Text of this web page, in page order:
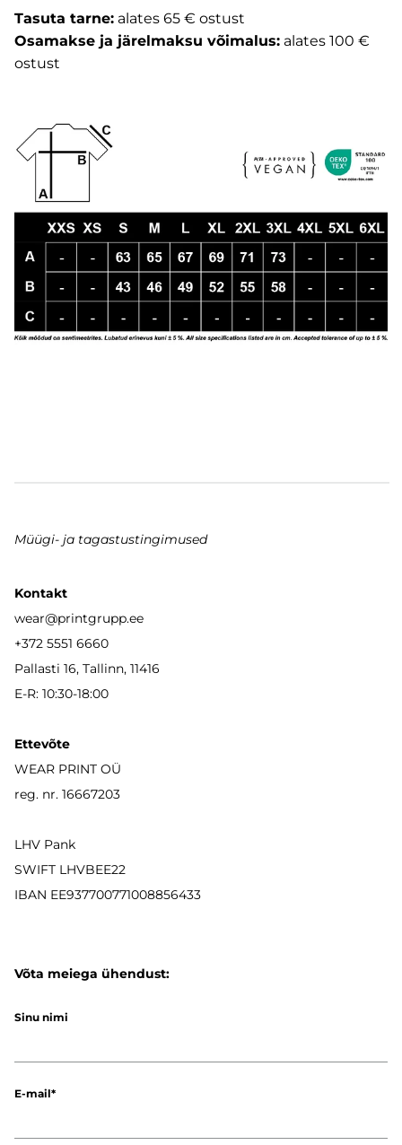
Tasuta tarne: alates 65 € ostust
Osamakse ja järelmaksu võimalus: alates 100 €
ostust
Müügi- ja tagastustingimused
Kontakt
wear@printgrupp.ee
+372 5551 6660
Pallasti 16, Tallinn, 11416
E-R: 10:30-18:00
Ettevõte
WEAR PRINT OÜ
reg. nr. 16667203
LHV Pank
SWIFT LHVBEE22
IBAN EE937700771008856433
Võta meiega ühendust:
Sinu nimi
E-mail